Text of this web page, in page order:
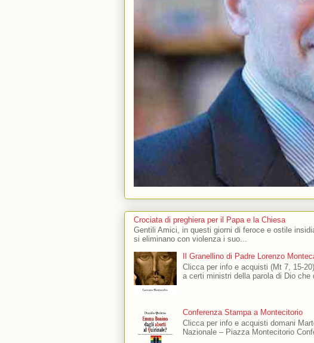
Crociata di preghiera per il Papa e la Chiesa
Gentili Amici, in questi giorni di feroce e ostile
si eliminano con violenza i suo...
Il Granellino di Padre Lorenzo
Clicca per info e acquisti (Mt 7, 15-
a certi ministri della parola di Dio che
Conferenza Stampa a Montecitorio
Clicca per info e acquisti domani
Nazionale – Piazza Montecitorio